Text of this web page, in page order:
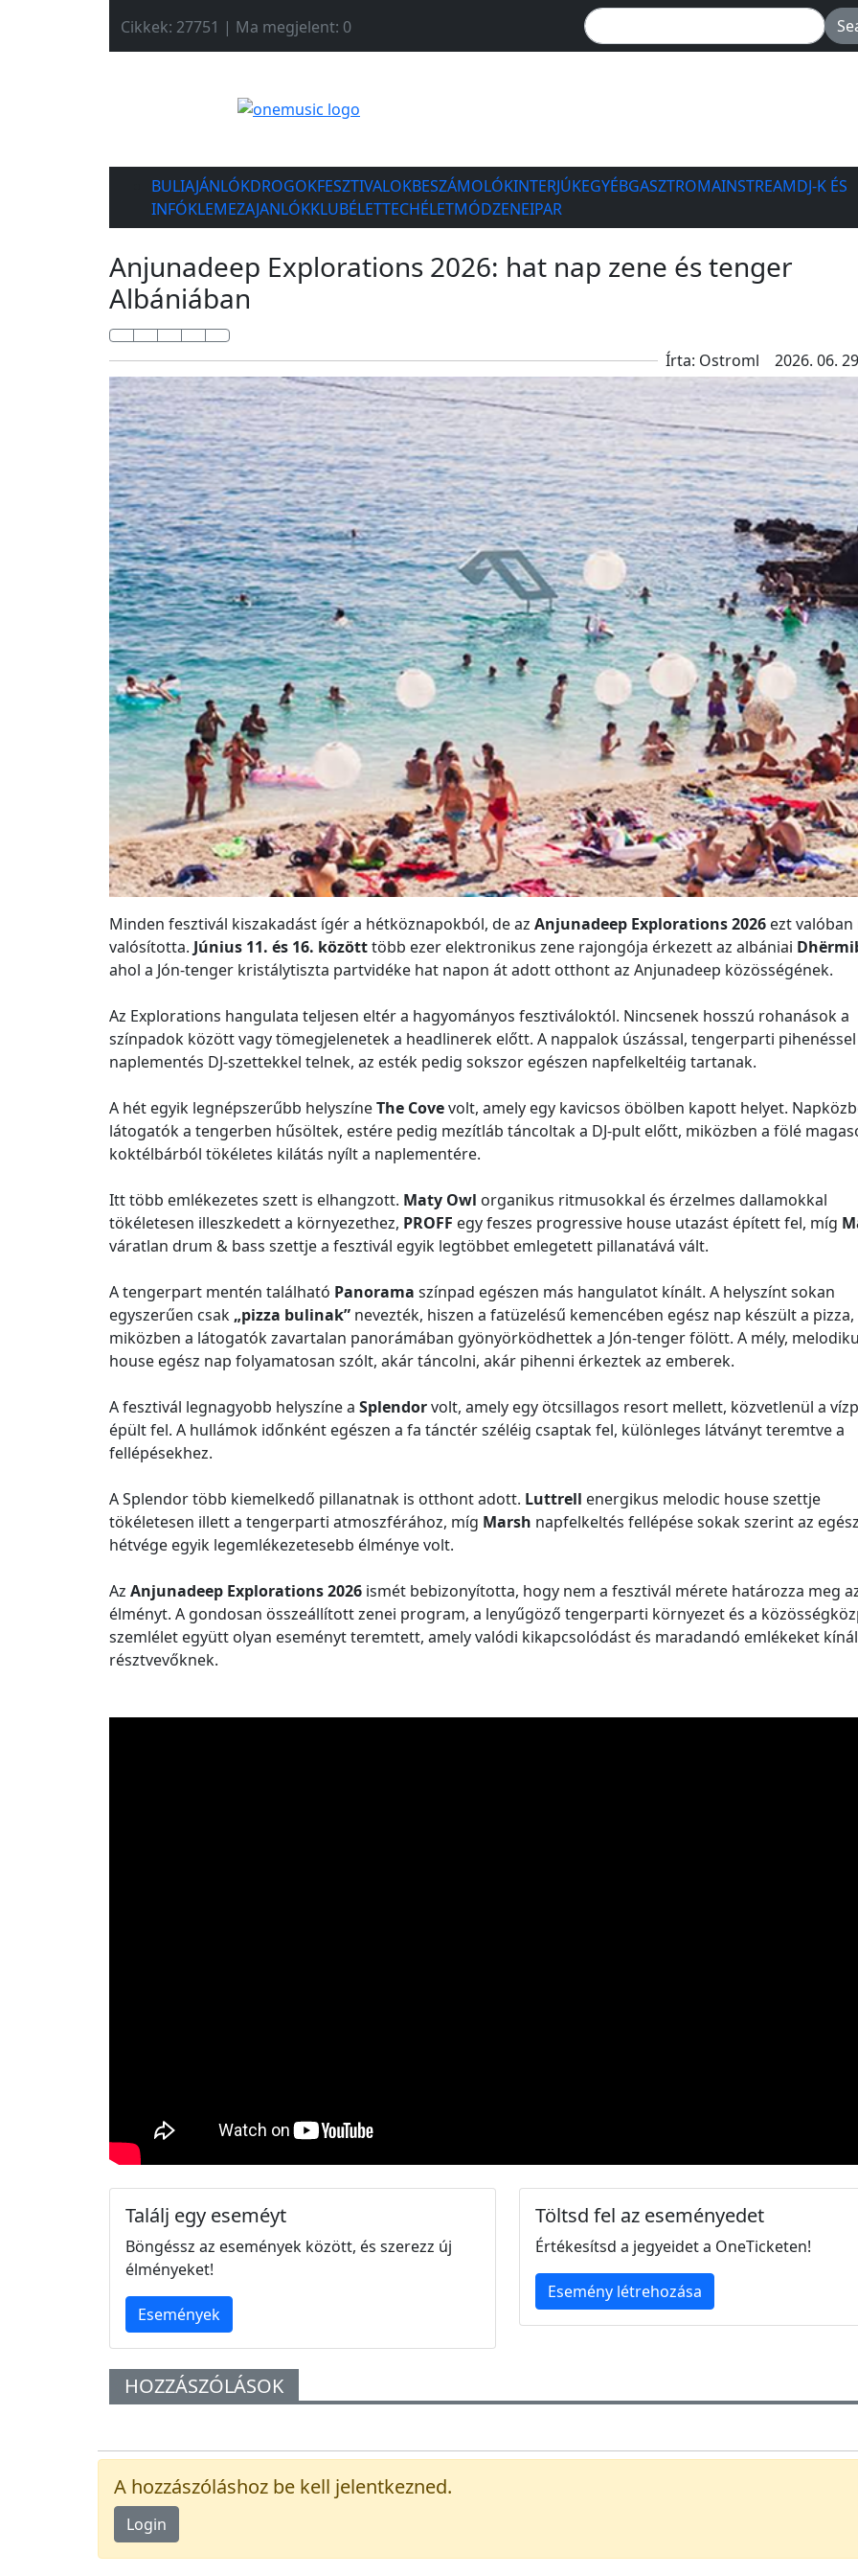
Cikkek: 27751 | Ma megjelent: 0
BULIAJÁNLÓKDROGOKFESZTIVALOKBESZÁMOLÓKINTERJÚKEGYÉBGASZTROMAINSTREAMDJ-K ÉS
INFÓKLEMEZAJANLÓKKLUBÉLETTECHÉLETMÓDZENEIPAR
Anjunadeep Explorations 2026: hat nap zene és tenger
Albániában
Írta: Ostroml 2026. 06.
Minden fesztivál kiszakadást ígér a hétköznapokból, de az Anjunadeep Explorations 2026 ezt valóban
valósította. Június 11. és 16. közötttöbb ezer elektronikus zene rajongója érkezett az albániai
ahol a Jón-tenger kristálytiszta partvidéke hat napon át adott otthont az Anjunadeep közösségének.
Az Explorations hangulata teljesen eltér a hagyományos fesztiváloktól. Nincsenek hosszú rohanások a
színpadok között vagy tömegjelenetek a headlinerek előtt. A nappalok úszással, tengerparti pihenéssel
naplementés DJ-szettekkel telnek, az esték pedig sokszor egészen napfelkeltéig tartanak.
A hét egyik legnépszerűbb helyszíneThe Covevolt, amely egy kavicsos öbölben kapott helyet.
látogatók a tengerben hűsöltek, estére pedig mezítláb táncoltak a DJ-pult előtt, miközben a fölé
koktélbárból tökéletes kilátás nyílt a naplementére.
Itt több emlékezetes szett is elhangzott. Maty Owl organikus ritmusokkal és érzelmes dallamokkal
tökéletesen illeszkedett a környezethez, PROFF egy feszes progressive house utazást épített fel, míg
váratlan drum & bass szettje a fesztivál egyik legtöbbet emlegetett pillanatává vált.
A tengerpart mentén található Panorama színpad egészen más hangulatot kínált. A helyszínt sokan
egyszerűen csak „pizza bulinak” nevezték, hiszen a fatüzelésű kemencében egész nap készült a pizza,
miközben a látogatók zavartalan panorámában gyönyörködhettek a Jón-tenger fölött. A mély,
house egész nap folyamatosan szólt, akár táncolni, akár pihenni érkeztek az emberek.
A fesztivál legnagyobb helyszíne a Splendorvolt, amely egy ötcsillagos resort mellett, közvetlenül a
épült fel. A hullámok időnként egészen a fa tánctér széléig csaptak fel, különleges látványt teremtve a
fellépésekhez.
A Splendor több kiemelkedő pillanatnak is otthont adott. Luttrell energikus melodic house szettje
tökéletesen illett a tengerparti atmoszférához, míg Marsh napfelkeltés fellépése sokak szerint az egész
hétvége egyik legemlékezetesebb élménye volt.
Az Anjunadeep Explorations 2026 ismét bebizonyította, hogy nem a fesztivál mérete határozza meg
élményt. A gondosan összeállított zenei program, a lenyűgöző tengerparti környezet és a
szemlélet együtt olyan eseményt teremtett, amely valódi kikapcsolódást és maradandó emlékeket
résztvevőknek.
Találj egy eseméyt
Böngéssz az események között, és szerezz új
élményeket!
Események
Töltsd fel az eseményedet
Értékesítsd a jegyeidet a OneTicketen!
Esemény létrehozása
HOZZÁSZÓLÁSOK
A hozzászóláshoz be kell jelentkezned.
Login